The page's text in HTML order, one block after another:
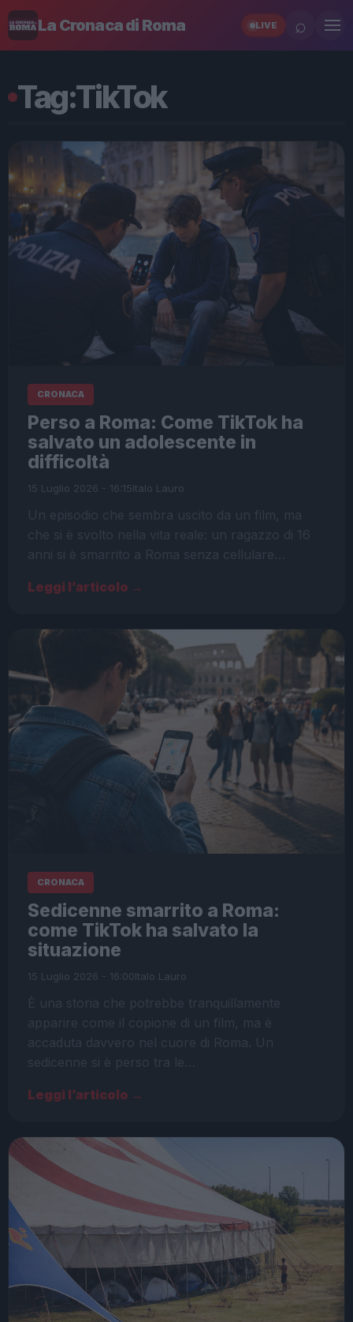
La Cronaca di Roma LIVE ⌕
Tag:TikTok
CRONACA
Perso a Roma: Come TikTok ha
salvato un adolescente in
difficoltà
15 Luglio 2026 - 16:15Italo Lauro
Un episodio che sembra uscito da un film, ma
che si è svolto nella vita reale: un ragazzo di 16
anni si è smarrito a Roma senza cellulare…
Leggi l’articolo →
CRONACA
Sedicenne smarrito a Roma:
come TikTok ha salvato la
situazione
15 Luglio 2026 - 16:00Italo Lauro
È una storia che potrebbe tranquillamente
apparire come il copione di un film, ma è
accaduta davvero nel cuore di Roma. Un
sedicenne si è perso tra le…
Leggi l’articolo →